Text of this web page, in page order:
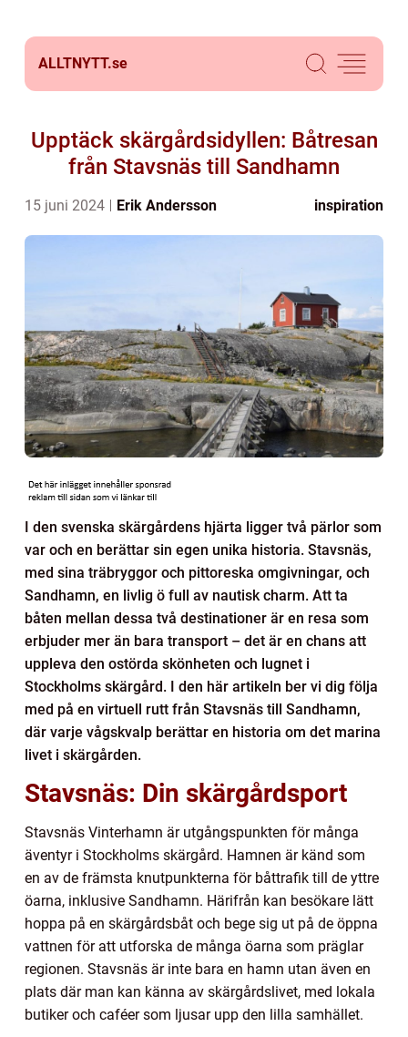
ALLTNYTT.se
Upptäck skärgårdsidyllen: Båtresan
från Stavsnäs till Sandhamn
15 juni 2024 Erik Andersson inspiration
I den svenska skärgårdens hjärta ligger två pärlor som
var och en berättar sin egen unika historia. Stavsnäs,
med sina träbryggor och pittoreska omgivningar, och
Sandhamn, en livlig ö full av nautisk charm. Att ta
båten mellan dessa två destinationer är en resa som
erbjuder mer än bara transport – det är en chans att
uppleva den ostörda skönheten och lugnet i
Stockholms skärgård. I den här artikeln ber vi dig följa
med på en virtuell rutt från Stavsnäs till Sandhamn,
där varje vågskvalp berättar en historia om det marina
livet i skärgården.
Stavsnäs: Din skärgårdsport
Stavsnäs Vinterhamn är utgångspunkten för många
äventyr i Stockholms skärgård. Hamnen är känd som
en av de främsta knutpunkterna för båttrafik till de yttre
öarna, inklusive Sandhamn. Härifrån kan besökare lätt
hoppa på en skärgårdsbåt och bege sig ut på de öppna
vattnen för att utforska de många öarna som präglar
regionen. Stavsnäs är inte bara en hamn utan även en
plats där man kan känna av skärgårdslivet, med lokala
butiker och caféer som ljusar upp den lilla samhället.